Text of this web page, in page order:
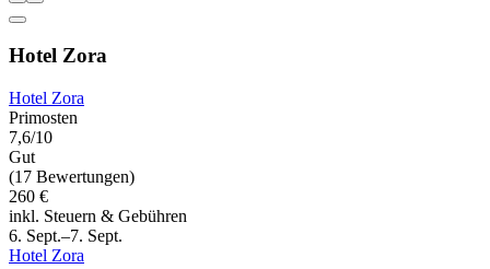
Hotel Zora
Hotel Zora
Primosten
7,6/10
Gut
(17 Bewertungen)
260 €
inkl. Steuern & Gebühren
6. Sept.–7. Sept.
Hotel Zora